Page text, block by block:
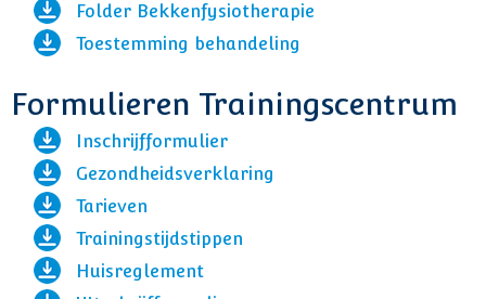
Folder Bekkenfysiotherapie
Toestemming behandeling
Formulieren Trainingscentrum
Inschrijfformulier
Gezondheidsverklaring
Tarieven
Trainingstijdstippen
Huisreglement